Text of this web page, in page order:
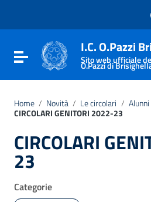
Vai al footer
Attiva / disattiva la navigazione
I.C. O.Pazzi
Sito web ufficiale
O.Pazzi di
Home / Novità / Le circolari /
CIRCOLARI GENITORI 2022-23
CIRCOLARI
23
Categorie